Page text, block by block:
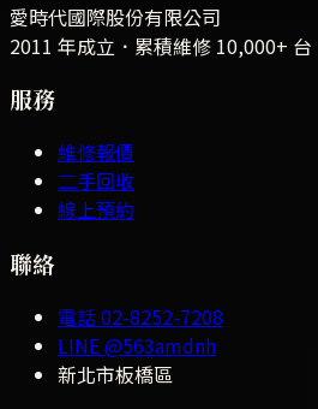
愛時代國際股份有限公司
2011 年成立．累積維修 10,000+ 台
服務
維修報價
二手回收
線上預約
聯絡
電話02-8252-7208
LINE@563amdnh
新北市板橋區